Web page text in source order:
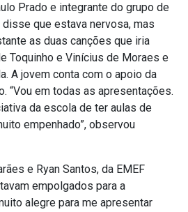
Prado e integrante do grupo de
que estava nervosa, mas
as duas canções que iria
Toquinho e Vinícius de Moraes e
A jovem conta com o apoio da
“Vou em todas as apresentações.
da escola de ter aulas de
empenhado”, observou
e Ryan Santos, da EMEF
empolgados para a
alegre para me apresentar